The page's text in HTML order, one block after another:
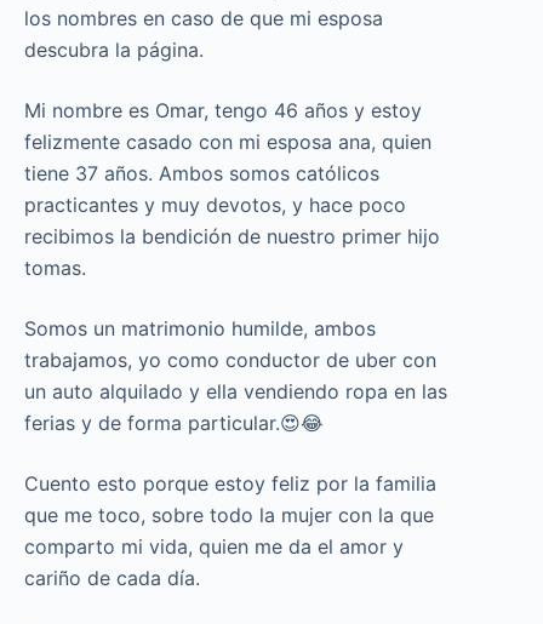
los nombres en caso de que mi esposa
descubra la página.
Mi nombre es Omar, tengo 46 años y estoy
felizmente casado con mi esposa ana, quien
tiene 37 años. Ambos somos católicos
practicantes y muy devotos, y hace poco
recibimos la bendición de nuestro primer hijo
tomas.
Somos un matrimonio humilde, ambos
trabajamos, yo como conductor de uber con
un auto alquilado y ella vendiendo ropa en las
ferias y de forma particular.😍😂
Cuento esto porque estoy feliz por la familia
que me toco, sobre todo la mujer con la que
comparto mi vida, quien me da el amor y
cariño de cada día.